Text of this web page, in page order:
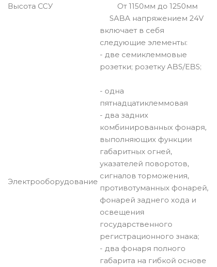
Высота ССУ
От 1150мм до 1250мм
Электрооборудование
SABA напряжением 24V
включает в себя
следующие элементы:
- две семиклеммовые
розетки; розетку ABS/EBS;
- одна
пятнадцатиклеммовая
- два задних
комбинированных фонаря,
выполняющих функции
габаритных огней,
указателей поворотов,
сигналов торможения,
противотуманных фонарей,
фонарей заднего хода и
освещения
государственного
регистрационного знака;
- два фонаря полного
габарита на гибкой основе